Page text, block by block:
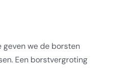
we de borsten
Een borstvergroting